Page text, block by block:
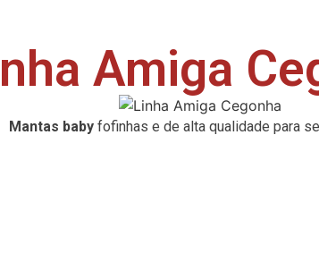
Amiga
Mantas baby fofinhas e de alta qualidade para